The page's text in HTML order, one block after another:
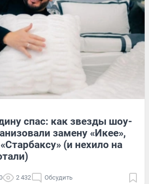
спас: как звезды шоу-
замену «Икее»,
(и нехило на
2 432 Обсудить